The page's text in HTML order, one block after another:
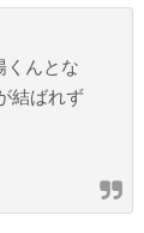
くんとな
結ばれず